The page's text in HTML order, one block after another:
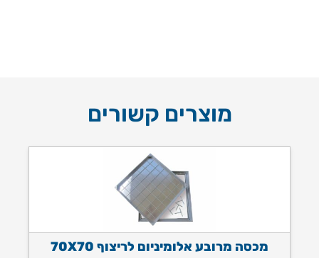
מוצרים קשורים
מכסה מרובע אלומיניום לריצוף 70X70